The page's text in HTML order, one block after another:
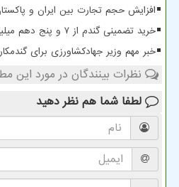
افزایش حجم تجارت بین ایران و پاکستان به رقم 10
خرید تضمینی گندم از ۷ و پنج دهم میلیون تن گذشت
خبر مهم وزیر جهادکشاورزی برای
نظرات بینندگان در مورد این
لطفا شما هم نظر دهید